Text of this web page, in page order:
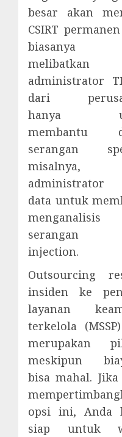
besar akan
CSIRT
biasanya
melibatkan
administrator
dari
hanya
membantu
serangan
misalnya,
administrator
data untuk
menganalisis
serangan
injection.
Outsourcing
insiden ke
layanan
terkelola
merupakan
meskipun
bisa mahal. Jika
opsi ini, Anda
siap untuk